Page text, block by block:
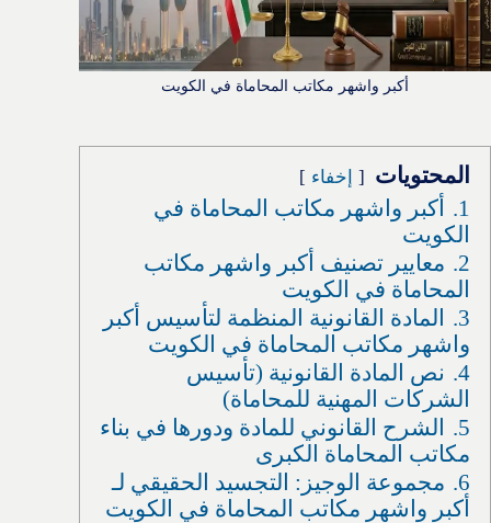
أكبر واشهر مكاتب المحاماة في الكويت
المحتويات إخفاء
1.
أكبر واشهر مكاتب المحاماة في
الكويت
2.
معايير تصنيف أكبر واشهر مكاتب
المحاماة في الكويت
3.
المادة القانونية المنظمة لتأسيس أكبر
واشهر مكاتب المحاماة في الكويت
4.
نص المادة القانونية (تأسيس
الشركات المهنية للمحاماة)
5.
الشرح القانوني للمادة ودورها في بناء
مكاتب المحاماة الكبرى
6.
مجموعة الوجيز: التجسيد الحقيقي لـ
أكبر واشهر مكاتب المحاماة في الكويت